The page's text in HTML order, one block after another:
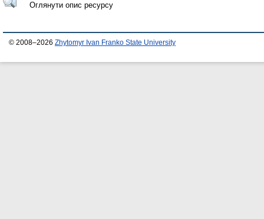
Оглянути опис ресурсу
© 2008–2026 Zhytomyr Ivan Franko State University